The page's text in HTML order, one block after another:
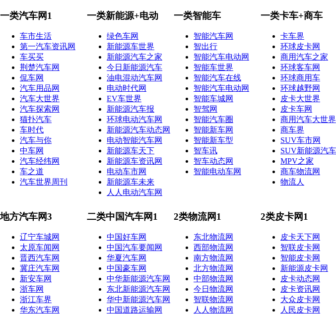
一类汽车网1
车市生活
第一汽车资讯网
车买买
荆楚汽车网
侃车网
汽车用品网
汽车大世界
汽车探索网
猫扑汽车
车时代
汽车与你
中车网
汽车经纬网
车之道
汽车世界周刊
一类新能源+电动
绿色车网
新能源车世界
新能源汽车之家
今日新能源汽车
油电混动汽车网
电动时代网
EV车世界
新能源汽车报
环球电动汽车网
新能源汽车动态网
电动智能汽车网
新能源车天下
新能源车资讯网
电动车市网
新能源车未来
人人电动汽车网
一类智能车
智能汽车网
智出行
智能汽车电动网
智能车世界
智能汽车在线
智能汽车电动网
智能车城网
智驾网
智能汽车圈
智能新车网
智能新车型
智车讯
智车动态网
智能电动车网
一类卡车+商车
卡车界
环球皮卡网
商用汽车之家
环球客车网
环球商用车
环球越野网
皮卡大世界
皮卡车网
商用汽车大世界
商车界
SUV车市网
SUV新能源汽
MPV之家
商车物流网
物流人
地方汽车网3
辽宁车城网
太原车闻网
晋西汽车网
冀庄汽车网
新安车网
浙车网
浙江车界
华东汽车网
二类中国汽车网1
中国好车网
中国汽车要闻网
华夏汽车网
中国豪车网
中华新能源汽车网
东北新能源汽车网
华中新能源汽车网
中国道路运输网
2类物流网1
东北物流网
西部物流网
南方物流网
北方物流网
中部物流网
今日物流网
智联物流网
人人物流网
2类皮卡网1
皮卡天下网
智联皮卡网
智能皮卡网
新能源皮卡网
皮卡动态网
皮卡资讯网
大众皮卡网
人民皮卡网